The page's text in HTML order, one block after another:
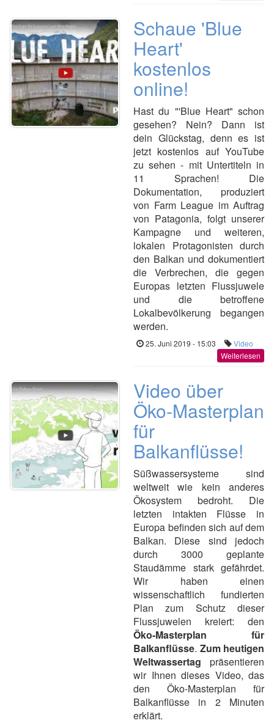
Schaue 'Blue
Heart'
kostenlos
online!
Hast du "'Blue Heart" schon
gesehen? Nein? Dann ist
dein Glückstag, denn es ist
jetzt kostenlos auf YouTube
zu sehen - mit Untertiteln in
11 Sprachen! Die
Dokumentation, produziert
von Farm League im Auftrag
von Patagonia, folgt unserer
Kampagne und weiteren,
lokalen Protagonisten durch
den Balkan und dokumentiert
die Verbrechen, die gegen
Europas letzten Flussjuwele
und die betroffene
Lokalbevölkerung begangen
werden.
25. Juni 2019 - 15:03
Video
Weiterlesen
Video über
Öko-Masterplan
für
Balkanflüsse!
Süßwassersysteme sind
weltweit wie kein anderes
Ökosystem bedroht. Die
letzten intakten Flüsse in
Europa befinden sich auf dem
Balkan. Diese sind jedoch
durch 3000 geplante
Staudämme stark gefährdet.
Wir haben einen
wissenschaftlich fundierten
Plan zum Schutz dieser
Flussjuwelen kreiert: den
Öko-Masterplan für
Balkanflüsse. Zum heutigen
Weltwassertag präsentieren
wir Ihnen dieses Video, das
den Öko-Masterplan für
Balkanflüsse in 2 Minuten
erklärt.